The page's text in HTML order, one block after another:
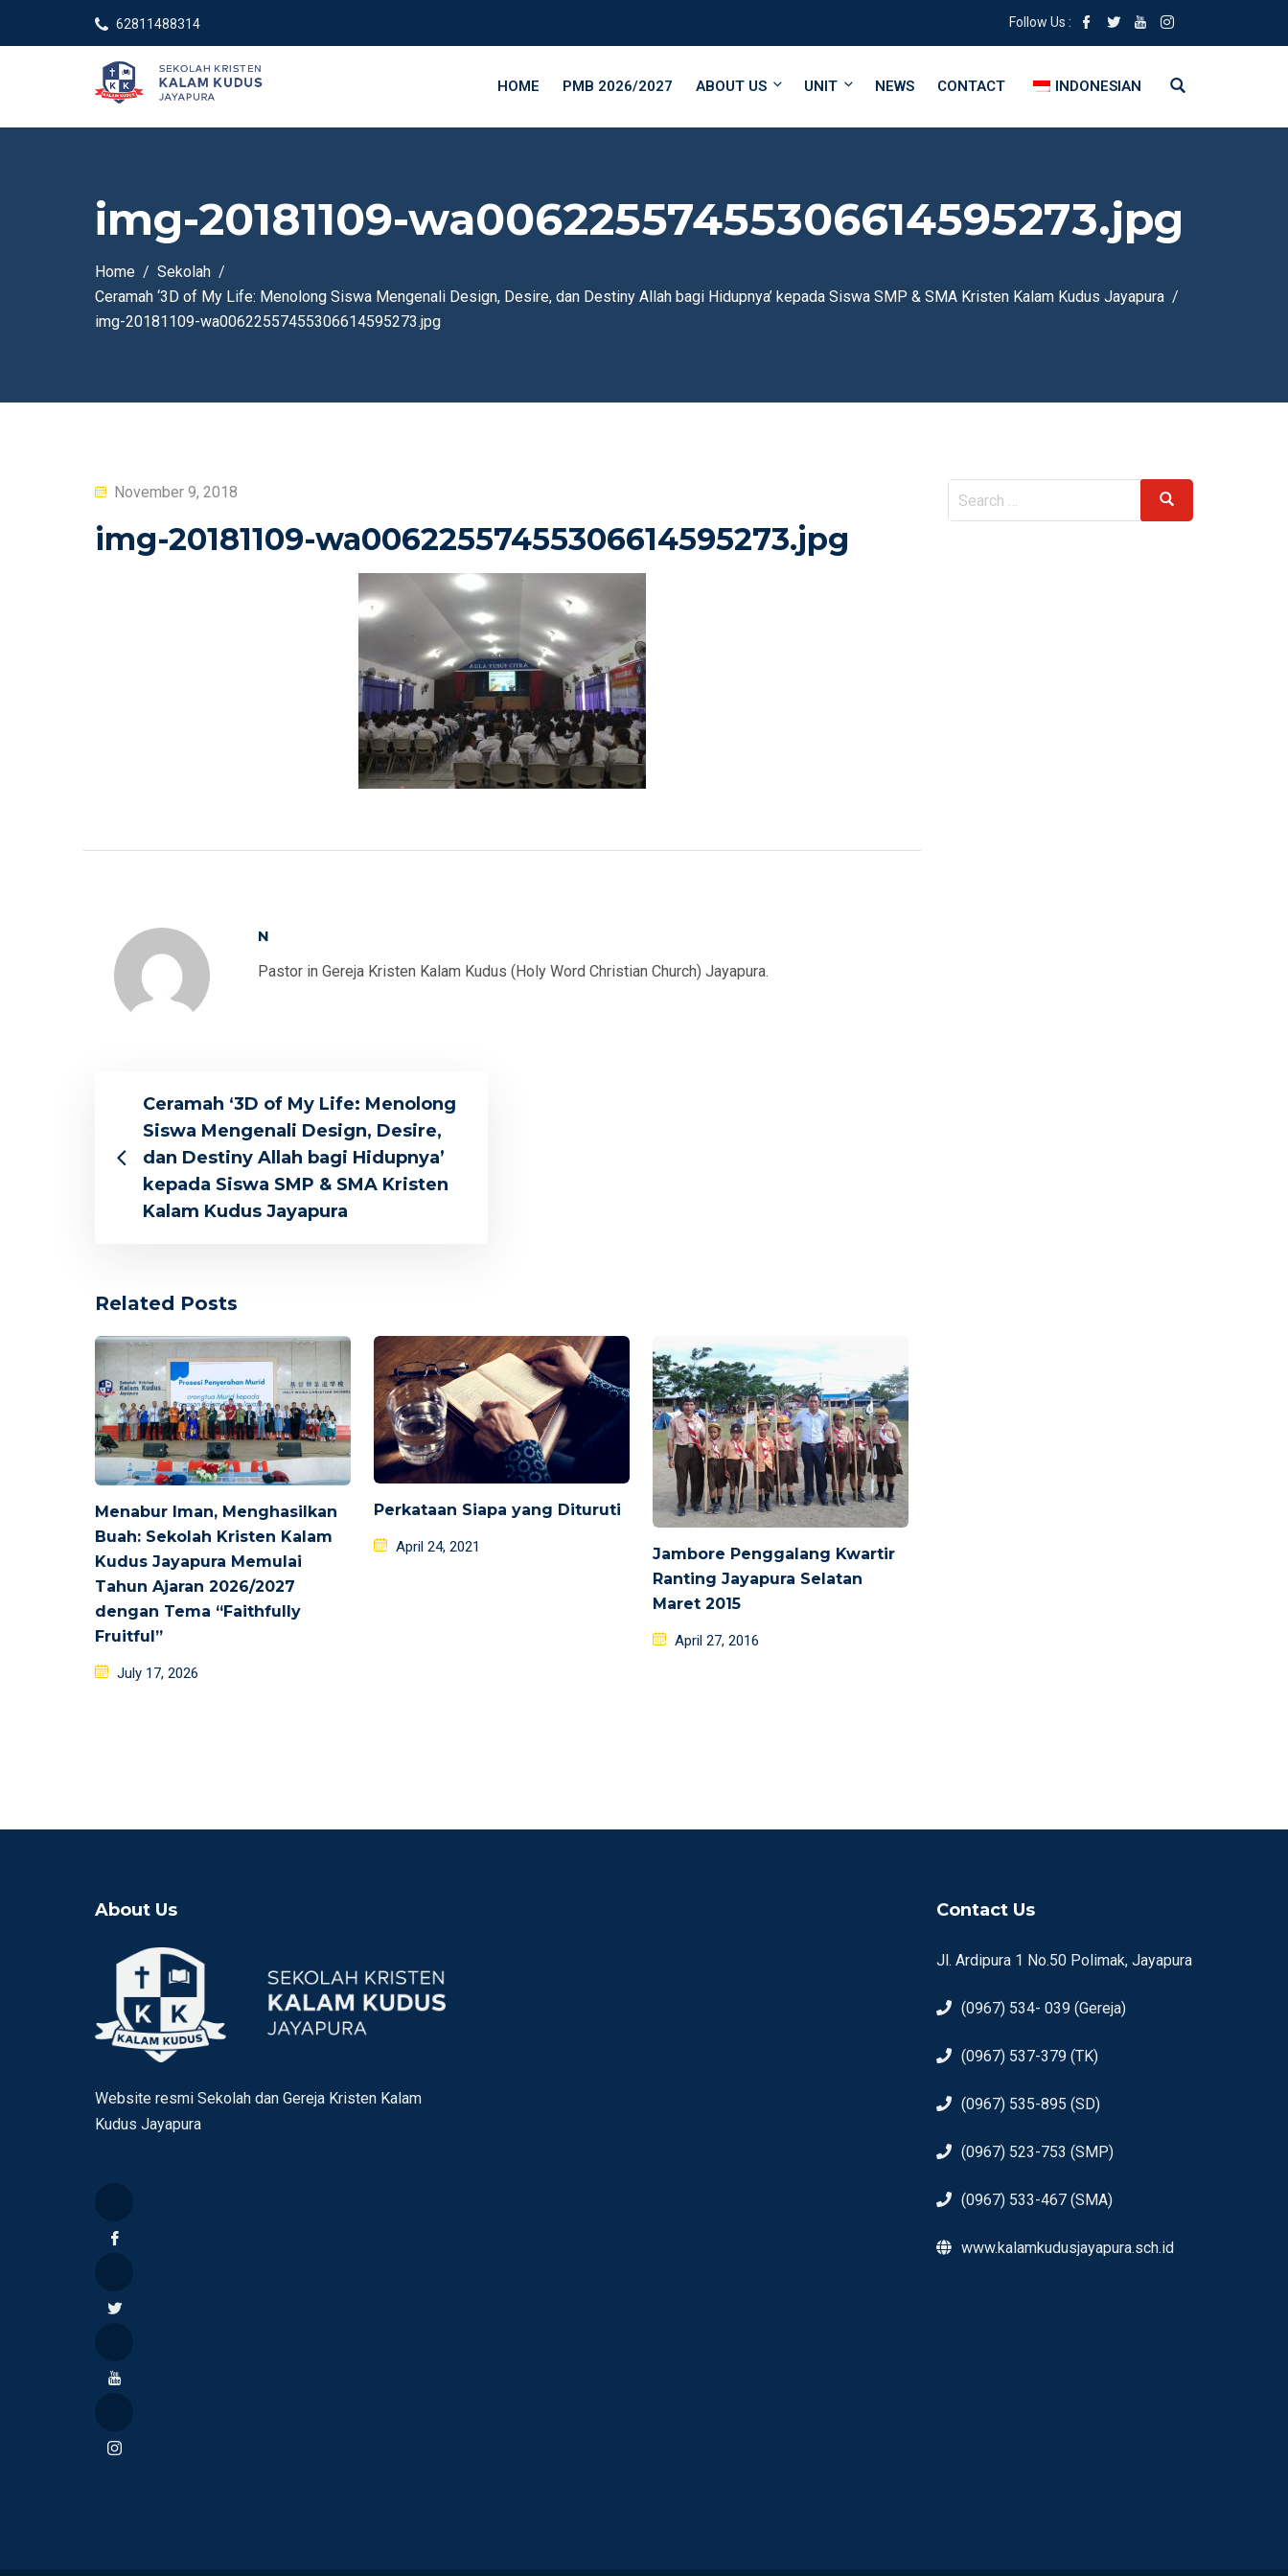
62811488314 Follow Us :
HOME PMB 2026/2027 ABOUT US UNIT NEWS CONTACT INDONESIAN
img-20181109-wa00622557455306614595273.jpg
Home
Sekolah
Ceramah ‘3D of My Life: Menolong Siswa Mengenali Design, Desire, dan Destiny Allah bagi Hidupnya’ kepada Siswa SMP & SMA Kristen Kalam Kudus Jayapura
img-20181109-wa00622557455306614595273.jpg
Posted
November 9, 2018
img-20181109-wa00622557455306614595273.jpg
N
Pastor in Gereja Kristen Kalam Kudus (Holy Word Christian Church) Jayapura.
Ceramah ‘3D of My Life: Menolong
Siswa Mengenali Design, Desire,
dan Destiny Allah bagi Hidupnya’
kepada Siswa SMP & SMA Kristen
Kalam Kudus Jayapura
Related Posts
Menabur Iman, Menghasilkan
Buah: Sekolah Kristen Kalam
Kudus Jayapura Memulai
Tahun Ajaran 2026/2027
dengan Tema “Faithfully
Fruitful”
Posted
July 17, 2026
Perkataan Siapa yang Dituruti
Posted
April 24, 2021
Jambore Penggalang Kwartir
Ranting Jayapura Selatan
Maret 2015
Posted
April 27, 2016
Search
for:
Search
About Us
Website resmi Sekolah dan Gereja Kristen Kalam
Kudus Jayapura
Contact Us
Jl. Ardipura 1 No.50 Polimak, Jayapura
(0967) 534- 039 (Gereja)
(0967) 537-379 (TK)
(0967) 535-895 (SD)
(0967) 523-753 (SMP)
(0967) 533-467 (SMA)
www.kalamkudusjayapura.sch.id